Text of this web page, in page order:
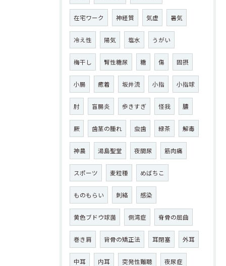
在宅ワーク 神経質 気虚 暑気
冷え性 陽気 塩水 うがい
梅干し 腎性糖尿 糖 傷 固摂
小腸 癒着 坂井流 小指 小指球
肘 盲腸炎 歩きすぎ 怪我 膿
厥 歯茎の腫れ 虫歯 緑茶 解毒
神農 湯島聖堂 夜間尿 筋肉痛
スポーツ 麦粒種 めばちこ
ものもらい 刺絡 感染
黄色ブドウ球菌 側湾症 脊骨の屈曲
巻き肩 背骨の矯正法 耳閉塞 外耳
中耳 内耳 突発性難聴 夜尿症